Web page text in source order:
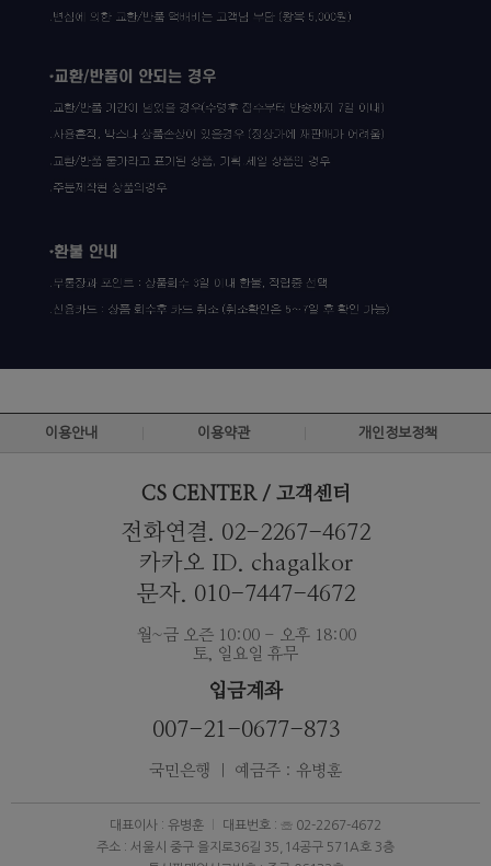
이용안내 이용약관 개인정보정책
CS CENTER / 고객센터
전화연결. 02-2267-4672
카카오 ID. chagalkor
문자. 010-7447-4672
월~금 오즌 10:00 - 오후 18:00
토, 일요일 휴무
입금계좌
007-21-0677-873
국민은행 ｜ 예금주 : 유병훈
대표이사 : 유병훈
대표번호 : ☏ 02-2267-4672
주소 : 서울시 중구 을지로36길 35,14공구 571A호 3층